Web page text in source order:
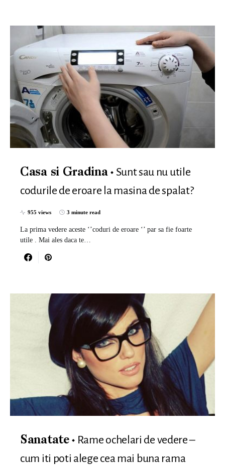
Casa si Gradina
Sunt sau nu utile
codurile de eroare la masina de spalat?
955 views 3 minute read
La prima vedere aceste ‘’coduri de eroare ‘’ par sa fie foarte
utile . Mai ales daca te…
Sanatate
Rame ochelari de vedere –
cum iti poti alege cea mai buna rama